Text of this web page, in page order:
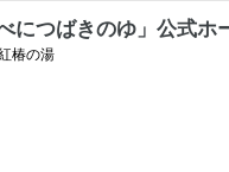
つばきのゆ」公式ホ
椿の湯